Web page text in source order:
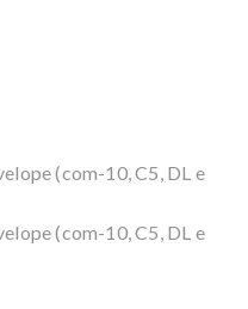
(com-10, C5, DL e
(com-10, C5, DL e